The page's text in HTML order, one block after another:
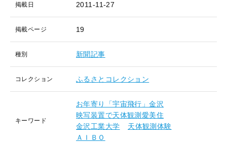
掲載日 2011-11-27
掲載ページ 19
種別 新聞記事
コレクション ふるさとコレクション
キーワード
お年寄り「宇宙飛行」金沢
映写装置で天体観測愛美住
金沢工業大学
天体観測体験
ＡＩＢＯ